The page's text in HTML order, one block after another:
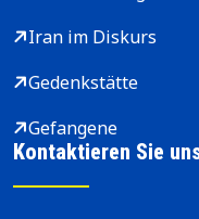
Iran im Diskurs
Gedenkstätte
Gefangene
Kontaktieren Sie